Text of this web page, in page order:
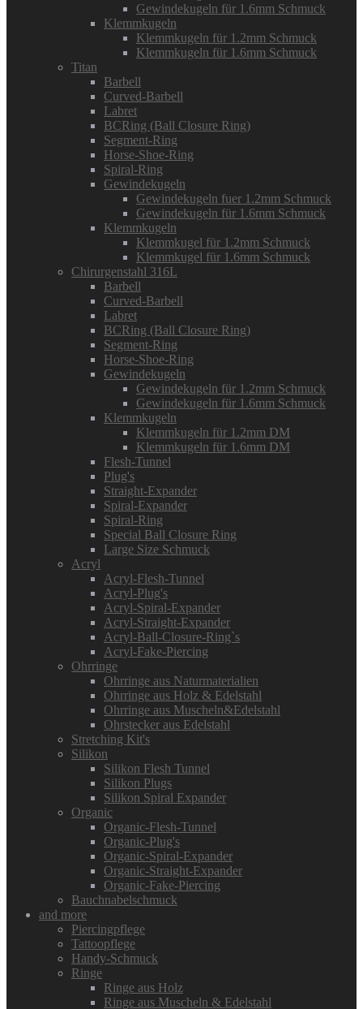
Gewindekugeln für 1.6mm Schmuck
Klemmkugeln
Klemmkugeln für 1.2mm Schmuck
Klemmkugeln für 1.6mm Schmuck
Titan
Barbell
Curved-Barbell
Labret
BCRing (Ball Closure Ring)
Segment-Ring
Horse-Shoe-Ring
Spiral-Ring
Gewindekugeln
Gewindekugeln fuer 1.2mm Schmuck
Gewindekugeln für 1.6mm Schmuck
Klemmkugeln
Klemmkugel für 1.2mm Schmuck
Klemmkugel für 1.6mm Schmuck
Chirurgenstahl 316L
Barbell
Curved-Barbell
Labret
BCRing (Ball Closure Ring)
Segment-Ring
Horse-Shoe-Ring
Gewindekugeln
Gewindekugeln für 1.2mm Schmuck
Gewindekugeln für 1.6mm Schmuck
Klemmkugeln
Klemmkugeln für 1.2mm DM
Klemmkugeln für 1.6mm DM
Flesh-Tunnel
Plug's
Straight-Expander
Spiral-Expander
Spiral-Ring
Special Ball Closure Ring
Large Size Schmuck
Acryl
Acryl-Flesh-Tunnel
Acryl-Plug's
Acryl-Spiral-Expander
Acryl-Straight-Expander
Acryl-Ball-Closure-Ring`s
Acryl-Fake-Piercing
Ohrringe
Ohrringe aus Naturmaterialien
Ohrringe aus Holz & Edelstahl
Ohrringe aus Muscheln&Edelstahl
Ohrstecker aus Edelstahl
Stretching Kit's
Silikon
Silikon Flesh Tunnel
Silikon Plugs
Silikon Spiral Expander
Organic
Organic-Flesh-Tunnel
Organic-Plug's
Organic-Spiral-Expander
Organic-Straight-Expander
Organic-Fake-Piercing
Bauchnabelschmuck
and more
Piercingpflege
Tattoopflege
Handy-Schmuck
Ringe
Ringe aus Holz
Ringe aus Muscheln & Edelstahl